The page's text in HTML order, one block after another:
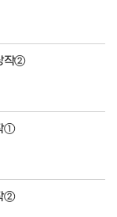
작②
①
②